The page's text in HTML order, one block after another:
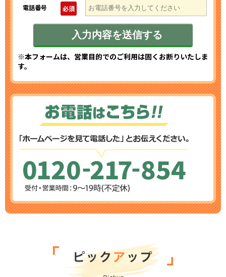
電話番号 必須
※本フォームは、営業目的でのご利用は固くお断りいたしま
す。